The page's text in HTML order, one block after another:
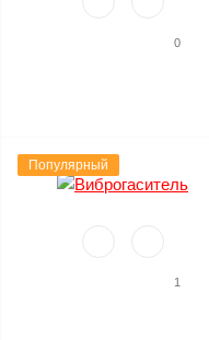
0
Популярный
1